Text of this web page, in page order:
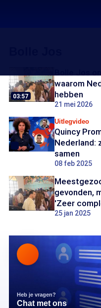
03:57
waarom
hebben
21 mei 2026
Uitlegvideo
Quincy
Nederland:
samen
08 feb 2025
gevonden,
'Zeer
25 jan 2025
Heb je vragen?
Chat met ons